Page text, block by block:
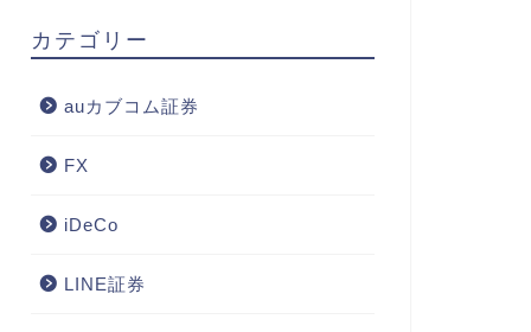
カテゴリー
auカブコム証券
FX
iDeCo
LINE証券